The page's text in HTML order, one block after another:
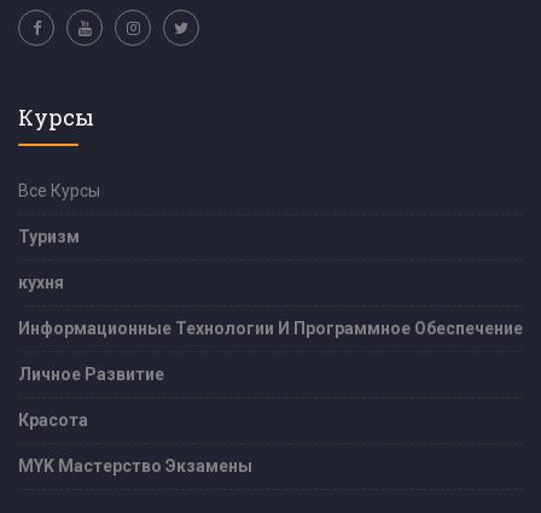
Курсы
Все Курсы
Туризм
кухня
Информационные Технологии И Программное Обеспечение
Личное Развитие
Красота
MYK Мастерство Экзамены